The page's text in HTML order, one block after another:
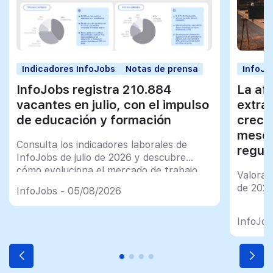
Indicadores InfoJobs Notas de prensa
InfoJobs registra 210.884
vacantes en julio, con el impulso
de educación y formación
Consulta los indicadores laborales de
InfoJobs de julio de 2026 y descubre
cómo evoluciona el mercado de trabajo
InfoJobs - 05/08/2026
La
de